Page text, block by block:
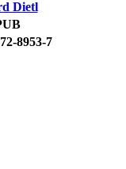
Dietl
8953-7